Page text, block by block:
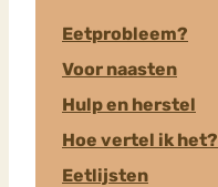
Eetprobleem?
Voor naasten
Hulp en herstel
Hoe vertel ik het?
Eetlijsten